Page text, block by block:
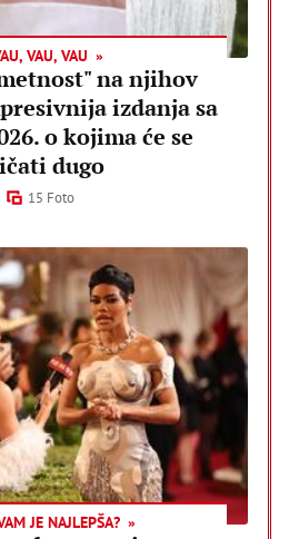
VAU, VAU
na njihov
izdanja sa
o kojima će se
dugo
15 Foto
JE NAJLEPŠA?